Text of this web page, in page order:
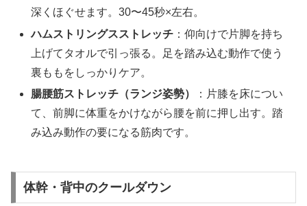
深くほぐせます。30〜45秒×左右。
ハムストリングスストレッチ ：仰向けで片脚を持ち
上げてタオルで引っ張る。足を踏み込む動作で使う
裏ももをしっかりケア。
腸腰筋ストレッチ（ランジ姿勢）
：片膝を床につい
て、前脚に体重をかけながら腰を前に押し出す。踏
み込み動作の要になる筋肉です。
体幹・背中のクールダウン